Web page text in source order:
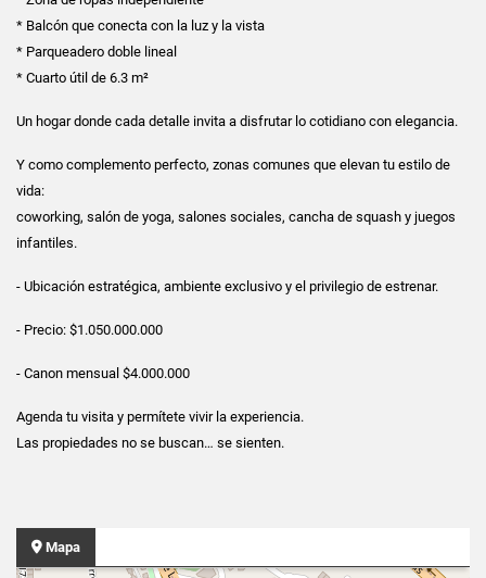
* Balcón que conecta con la luz y la vista
* Parqueadero doble lineal
* Cuarto útil de 6.3 m²
Un hogar donde cada detalle invita a disfrutar lo cotidiano con elegancia.
Y como complemento perfecto, zonas comunes que elevan tu estilo de
vida:
coworking, salón de yoga, salones sociales, cancha de squash y juegos
infantiles.
- Ubicación estratégica, ambiente exclusivo y el privilegio de estrenar.
- Precio: $1.050.000.000
- Canon mensual $4.000.000
Agenda tu visita y permítete vivir la experiencia.
Las propiedades no se buscan… se sienten.
Mapa